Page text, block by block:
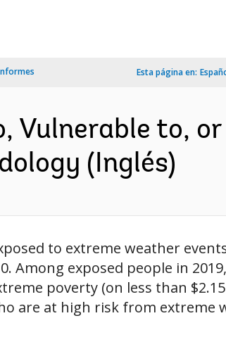
Esta página en:
Vulnerable to,
(Inglés)
to extreme weather
Among exposed people in
poverty (on less than
are at high risk from extreme